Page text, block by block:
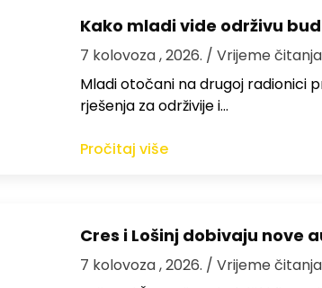
Kako mladi vide održivu
7 kolovoza , 2026. / Vrijeme
Mladi otočani na drugoj radionici
rješenja za održivije i…
Pročitaj više
Cres i Lošinj dobivaju nove
7 kolovoza , 2026. / Vrijeme